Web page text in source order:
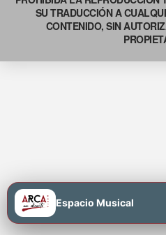
SU TRADUCCIÓN A
CONTENIDO, SIN
Espacio Musical